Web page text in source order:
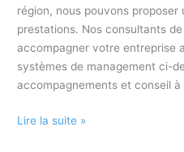
région, nous pouvons
prestations. Nos consultants
accompagner votre entreprise
systèmes de management ci-
accompagnements et conseil à
Prestations
Lire la suite »